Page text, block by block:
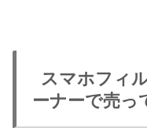
スマホフィ
ーナーで売っ